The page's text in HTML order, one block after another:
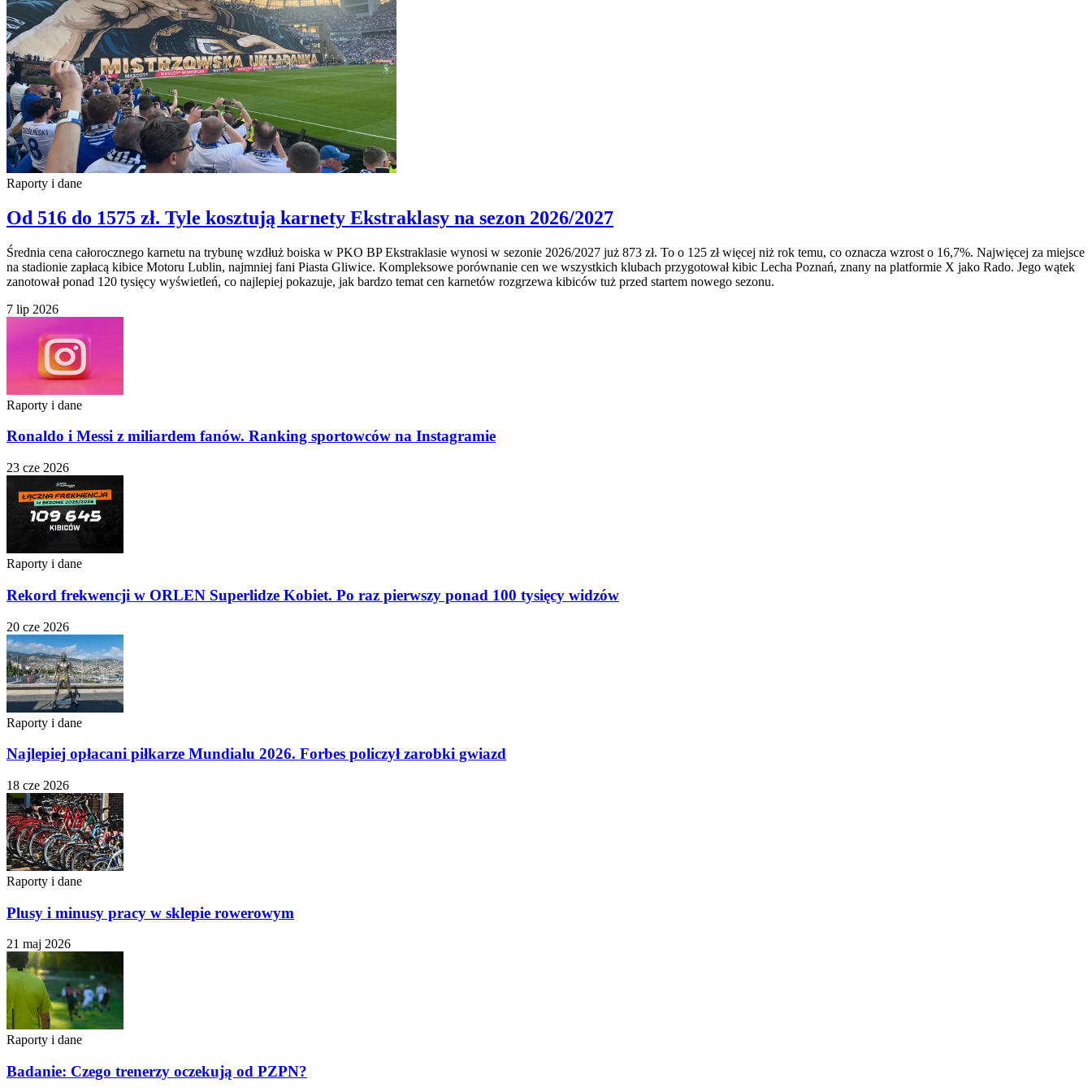
Raporty i dane
Od 516 do 1575 zł. Tyle kosztują karnety Ekstraklasy na sezon 2026/2027
Średnia cena całorocznego karnetu na trybunę wzdłuż boiska w PKO BP Ekstraklasie wynosi w sezonie 2026/2027 już 873 zł. To o 125 zł więcej niż rok temu, co oznacza wzrost o 16,7%. Najwięcej za miejsce
na stadionie zapłacą kibice Motoru Lublin, najmniej fani Piasta Gliwice. Kompleksowe porównanie cen we wszystkich klubach przygotował kibic Lecha Poznań, znany na platformie X jako Rado. Jego wątek
zanotował ponad 120 tysięcy wyświetleń, co najlepiej pokazuje, jak bardzo temat cen karnetów rozgrzewa kibiców tuż przed startem nowego sezonu.
7 lip 2026
Raporty i dane
Ronaldo i Messi z miliardem fanów. Ranking sportowców na Instagramie
23 cze 2026
Raporty i dane
Rekord frekwencji w ORLEN Superlidze Kobiet. Po raz pierwszy ponad 100 tysięcy widzów
20 cze 2026
Raporty i dane
Najlepiej opłacani piłkarze Mundialu 2026. Forbes policzył zarobki gwiazd
18 cze 2026
Raporty i dane
Plusy i minusy pracy w sklepie rowerowym
21 maj 2026
Raporty i dane
Badanie: Czego trenerzy oczekują od PZPN?